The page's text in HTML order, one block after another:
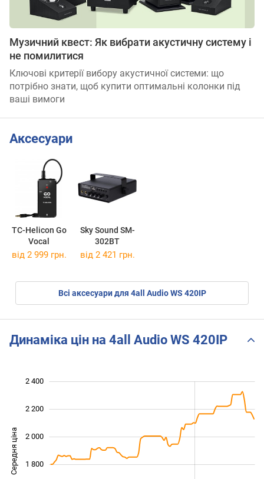
Музичний квест: Як вибрати акустичну систему і
не помилитися
Ключові критерії вибору акустичної системи: що
потрібно знати, щоб купити оптимальні колонки під
ваші вимоги
Аксесуари
TC-Helicon Go
Vocal
Sky Sound SM-
302BT
від 2 999 грн. від 2 421 грн.
Всі аксесуари для 4all Audio WS 420IP
Динаміка цін на 4all Audio WS 420IP
Середня ціна 1 800
2 000
2 200
2 400